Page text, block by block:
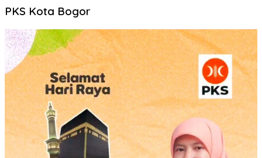
PKS Kota Bogor